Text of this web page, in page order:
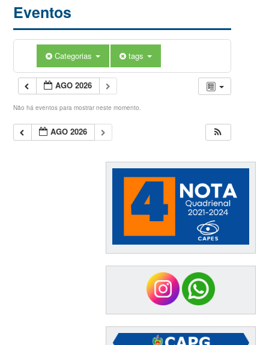
Eventos
Categorias tags
AGO 2026
Não há eventos para mostrar neste momento.
AGO 2026